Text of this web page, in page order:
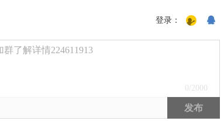
登录：
了解详情224611913
0 /2000
发布